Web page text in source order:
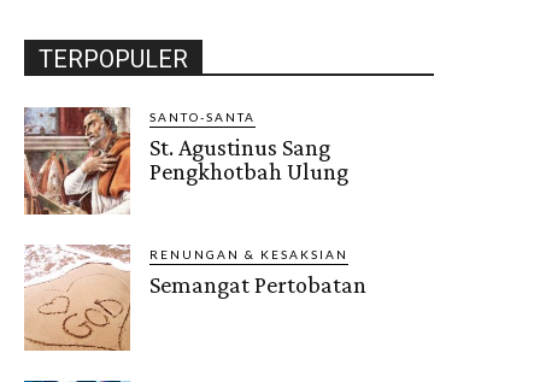
TERPOPULER
SANTO-SANTA
St. Agustinus Sang
Pengkhotbah Ulung
RENUNGAN & KESAKSIAN
Semangat Pertobatan